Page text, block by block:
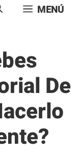
MENÚ
De